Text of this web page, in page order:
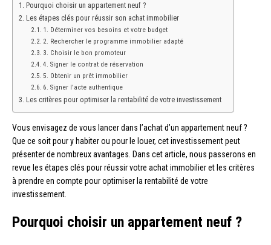
Pourquoi choisir un appartement neuf ?
Les étapes clés pour réussir son achat immobilier
1. Déterminer vos besoins et votre budget
2. Rechercher le programme immobilier adapté
3. Choisir le bon promoteur
4. Signer le contrat de réservation
5. Obtenir un prêt immobilier
6. Signer l’acte authentique
Les critères pour optimiser la rentabilité de votre investissement
Vous envisagez de vous lancer dans l’achat d’un appartement neuf ?
Que ce soit pour y habiter ou pour le louer, cet investissement peut
présenter de nombreux avantages. Dans cet article, nous passerons en
revue les étapes clés pour réussir votre achat immobilier et les critères
à prendre en compte pour optimiser la rentabilité de votre
investissement.
Pourquoi choisir un appartement neuf ?